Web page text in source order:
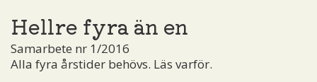
Hellre fyra än en
Samarbete nr 1/2016
Alla fyra årstider behövs. Läs varför.